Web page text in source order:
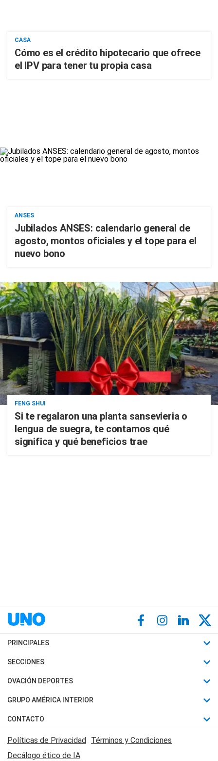
CASA
Cómo es el crédito hipotecario que ofrece
el IPV para tener tu propia casa
ANSES
Jubilados ANSES: calendario general de
agosto, montos oficiales y el tope para el
nuevo bono
FENG SHUI
Si te regalaron una planta sansevieria o
lengua de suegra, te contamos qué
significa y qué beneficios trae
PRINCIPALES
Últimas Noticias
Política
Judiciales
Economia
SECCIONES
Horóscopo
Motores
Trucos caseros
Series y Películas
Edictos y Solicitadas
OVACIÓN DEPORTES
Fútbol
Mundial
Automovilismo
Rugby
GRUPO AMÉRICA INTERIOR
Canal 7 en Vivo
CONTACTO
Acerca de Nosotros
Contactanos
Políticas de Privacidad Términos y Condiciones
Decálogo ético de IA